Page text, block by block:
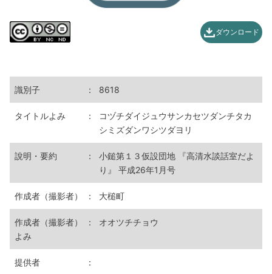
ダウンロード
識別子 ： 8618
タイトルよみ ：
コヅチダイジュウサンカセツダンチタカ
シミズダンワシツダヨリ
說明・要約 ：
小鎚第１３仮設団地 『高清水談話室だよ
り』 平成26年1月号
作成者（撮影者） ： 大槌町
作成者（撮影者）
よみ
： オオツチチョウ
提供者 ：